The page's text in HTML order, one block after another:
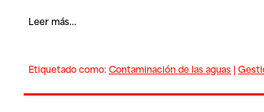
Leer más...
Etiquetado como:Contaminación de las aguas|